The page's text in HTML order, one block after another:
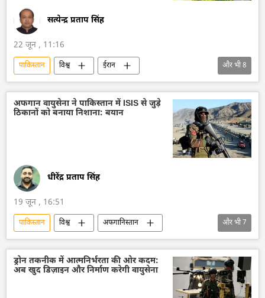
सत्येन्द्र प्रताप सिंह
22 जून , 11:16
पाकिस्तान विश्व
ईरान
अमेरिका-इजराइल-ईरान युद्ध
अमेरिका
तेल
तेल का आयात
तेल उत्पादन
लेबनान
और भी8
अफगान वायुसेना ने पाकिस्तान में ISIS से जुड़े
ठिकानों को बनाया निशाना: बयान
धीरेंद्र प्रताप सिंह
19 जून , 16:51
पाकिस्तान विश्व
अफगानिस्तान
अफ़ग़ानिस्तान
तालिबान
वायुसेना
दाएश (ISIS)
बलूचिस्तान
रक्षा मंत्रालय (MoD)
और भी7
ड्रोन तकनीक में आत्मनिर्भरता की ओर कदम:
अब खुद डिज़ाइन और निर्माण करेगी वायुसेना